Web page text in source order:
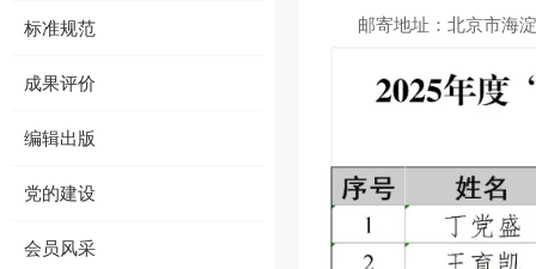
标准规范
成果评价
编辑出版
党的建设
会员风采
邮寄地址：北京市海淀